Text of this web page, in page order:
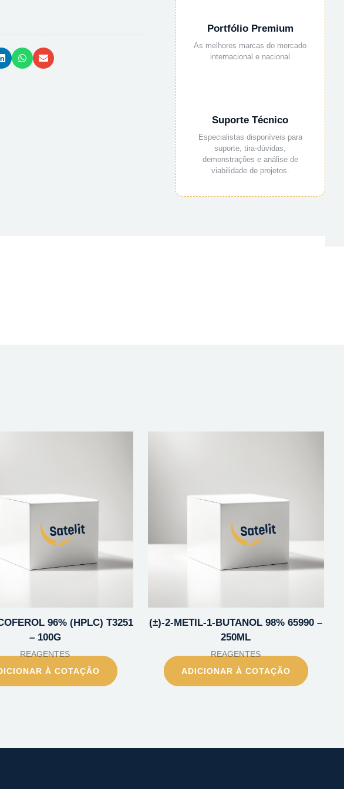
Portfólio Premium
As melhores marcas do mercado
internacional e nacional
Suporte Técnico
Especialistas disponíveis para
suporte, tira-dúvidas,
demonstrações e análise de
viabilidade de projetos.
96% (HPLC) T3251
– 100G
REAGENTES
À COTAÇÃO
(±)-2-METIL-1-BUTANOL 98% 65990 –
250ML
REAGENTES
ADICIONAR À COTAÇÃO